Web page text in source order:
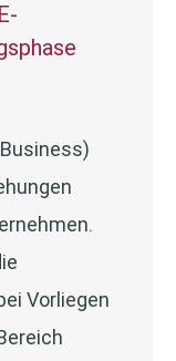
Vorliegen